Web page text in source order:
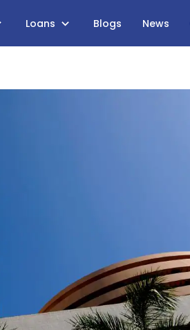
Loans Blogs News